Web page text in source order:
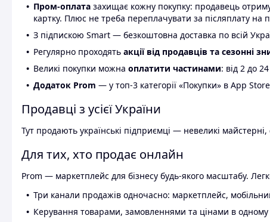
Пром-оплата захищає кожну покупку: продавець
картку. Плюс не треба переплачувати за післяплату на
З підпискою Smart — безкоштовна доставка по всій
Регулярно проходять акції від продавців та сезонні
Великі покупки можна оплатити частинами: від 2 до
Додаток Prom — у топ-3 категорії «Покупки» в App
Продавці з усієї України
Тут продають українські підприємці — невеликі
Для тих, хто продає онлайн
Prom — маркетплейс для бізнесу будь-якого масштабу.
Три канали продажів одночасно: маркетплейс,
Керування товарами, замовленнями та цінами в одному